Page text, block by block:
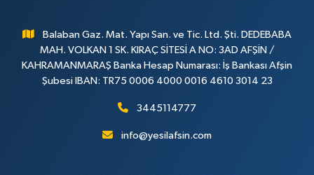
Balaban Gaz. Mat. Yapı San. ve Tic. Ltd. Şti. DEDEBABA
MAH. VOLKAN 1 SK. KIRAÇ SİTESİ A NO: 3AD AFŞİN /
KAHRAMANMARAŞ Banka Hesap Numarası: İş Bankası Afşin
Şubesi IBAN: TR75 0006 4000 0016 4610 3014 23
3445114777
info@yesilafsin.com